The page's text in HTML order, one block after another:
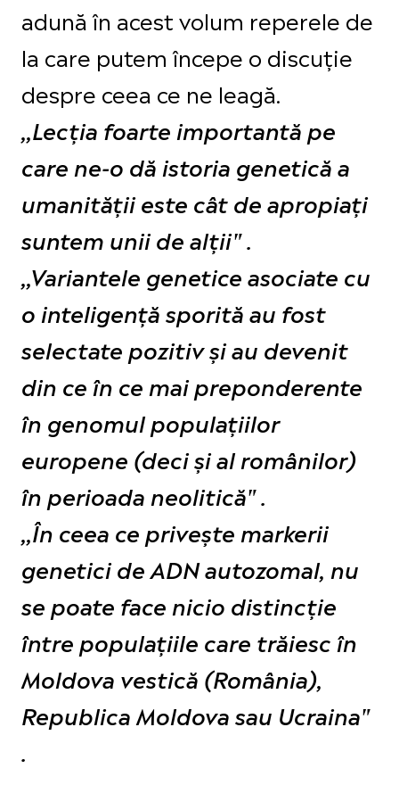
adună în acest volum reperele de
la care putem începe o discuție
despre ceea ce ne leagă.
,,Lecția foarte importantă pe
care ne-o dă istoria genetică a
umanității este cât de apropiați
suntem unii de alții" .
,,Variantele genetice asociate cu
o inteligență sporită au fost
selectate pozitiv și au devenit
din ce în ce mai preponderente
în genomul populațiilor
europene (deci și al românilor)
în perioada neolitică" .
,,În ceea ce privește markerii
genetici de ADN autozomal, nu
se poate face nicio distincție
între populațiile care trăiesc în
Moldova vestică (România),
Republica Moldova sau Ucraina"
.